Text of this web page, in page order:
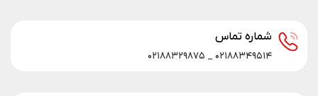
شماره تماس
۰۲۱۸۸۳۴۹۵۱۴ _ ۰۲۱۸۸۳۲۹۸۷۵